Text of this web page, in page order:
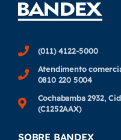
0810 220 5004
Cochabamba 2932,
(C1252AAX)
SOBRE BANDEX
História